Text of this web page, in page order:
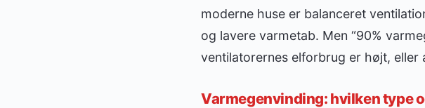
moderne huse er balanceret
og lavere varmetab. Men “90%
ventilatorernes elforbrug er højt,
Varmegenvinding: hvilken type